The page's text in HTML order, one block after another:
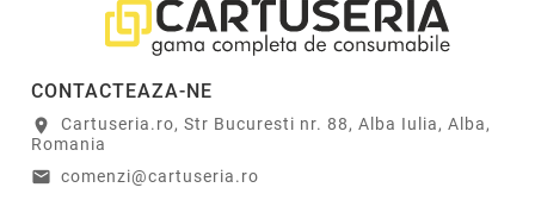
CONTACTEAZA-NE
location_on
Cartuseria.ro, Str Bucuresti nr. 88, Alba Iulia, Alba,
Romania
email comenzi@cartuseria.ro